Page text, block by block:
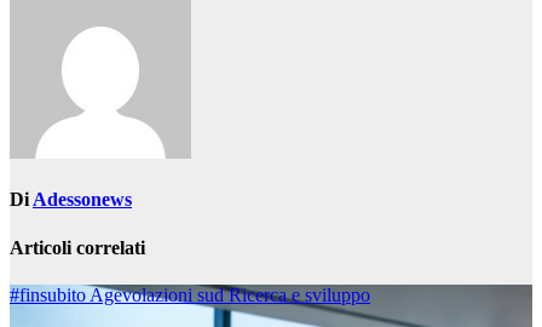
Di Adessonews
Articoli correlati
#finsubito Agevolazioni sudRicerca e sviluppo